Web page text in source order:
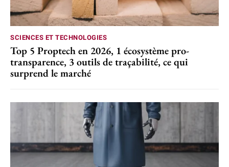
SCIENCES ET TECHNOLOGIES
Top 5 Proptech en 2026, 1 écosystème pro-
transparence, 3 outils de traçabilité, ce qui
surprend le marché